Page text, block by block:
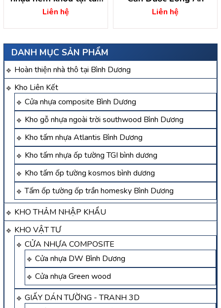
DANH MỤC SẢN PHẨM
Hoàn thiện nhà thô tại Bình Dương
Kho Liên Kết
Cửa nhựa composite Bình Dương
Kho gỗ nhựa ngoài trời southwood Bình Dương
Kho tấm nhựa Atlantis Bình Dương
Kho tấm nhựa ốp tường TGI bình dương
Kho tấm ốp tường kosmos bình dương
Tấm ốp tường ốp trần homesky Bình Dương
KHO THẢM NHẬP KHẨU
KHO VẬT TƯ
CỬA NHỰA COMPOSITE
Cửa nhựa DW Bình Dương
Cửa nhựa Green wood
GIẤY DÁN TƯỜNG - TRANH 3D
hiệp hóc môn – hồ chí
Liên hệ Liên hệ